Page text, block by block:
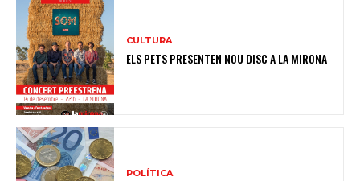
CULTURA
ELS PETS PRESENTEN NOU DISC A LA MIRONA
POLÍTICA